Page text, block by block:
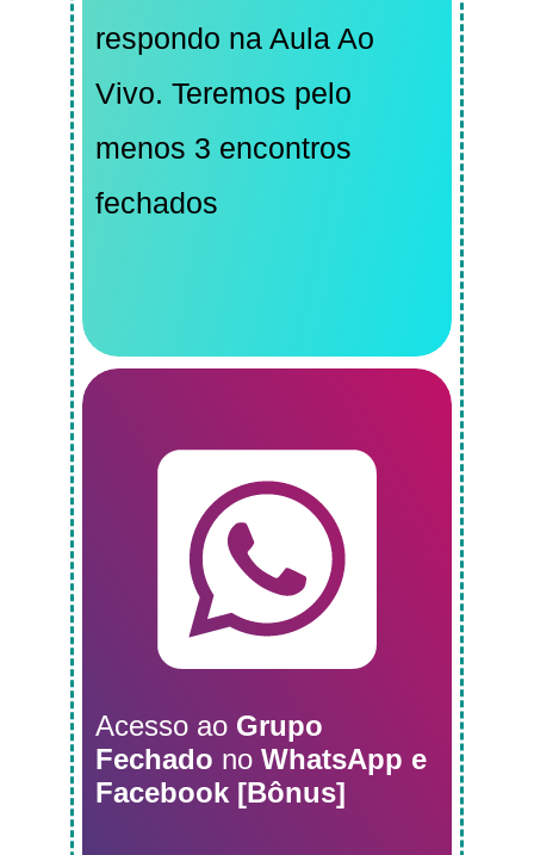
respondo na Aula Ao
Vivo. Teremos pelo
menos 3 encontros
fechados
Acesso ao Grupo
Fechado no WhatsApp e
Facebook [Bônus]